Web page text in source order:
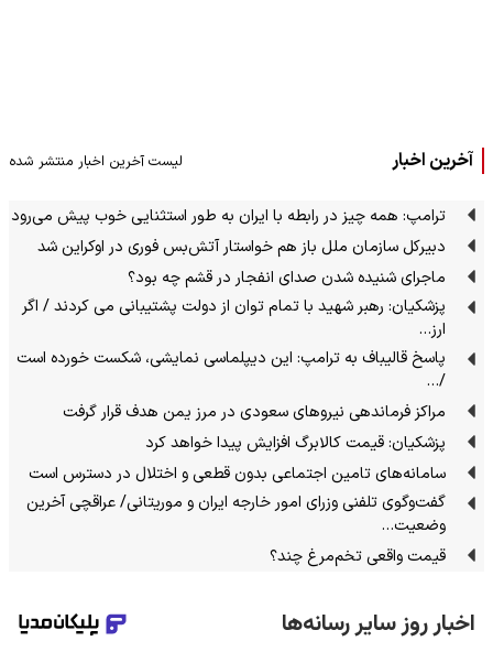
آخرین اخبار لیست آخرین اخبار منتشر شده
ترامپ: همه چیز در رابطه با ایران به طور استثنایی خوب پیش می‌رود
دبیرکل سازمان ملل باز هم خواستار آتش‌بس فوری در اوکراین شد
ماجرای شنیده شدن صدای انفجار در قشم چه بود؟
پزشکیان: رهبر شهید با تمام توان از دولت پشتیبانی می کردند / اگر
ارز…
پاسخ قالیباف به ترامپ: این دیپلماسی نمایشی، شکست خورده است
/…
مراکز فرماندهی نیروهای سعودی در مرز یمن هدف قرار گرفت
پزشکیان: قیمت کالابرگ افزایش پیدا خواهد کرد
سامانه‌های تامین اجتماعی بدون قطعی و اختلال در دسترس است
گفت‌وگوی تلفنی وزرای امور خارجه ایران و موریتانی/ عراقچی آخرین
وضعیت…
قیمت واقعی تخم‌مرغ چند؟